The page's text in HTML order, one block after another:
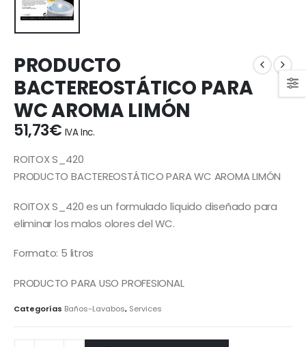
PRODUCTO
BACTEREOSTÁTICO PARA
WC AROMA LIMÓN
51,73€ IVA Inc.
ROITOX S_420
PRODUCTO BACTEREOSTÁTICO PARA WC AROMA LIMÓN
ROITOX S_420 es un formulado líquido diseñado para
eliminar los malos olores del WC.
Formato: 5 litros
PRODUCTO PARA USO PROFESIONAL
Categorías Baños-Lavabos, Services